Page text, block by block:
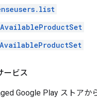
ービス
Google Play ストアか